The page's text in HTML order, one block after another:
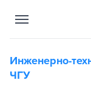
Инженерно-
ЧГУ